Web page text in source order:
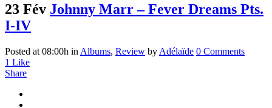
23 Fév Johnny Marr – Fever Dreams Pts.
I-IV
Posted at 08:00h in Albums, Review by Adélaïde 0 Comments
1 Like
Share